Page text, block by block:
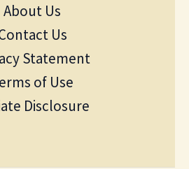
About Us
Us
Statement
of Use
Disclosure